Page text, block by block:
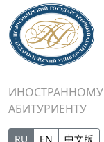
ИНОСТРАННОМУ
АБИТУРИЕНТУ
RU EN 中文版